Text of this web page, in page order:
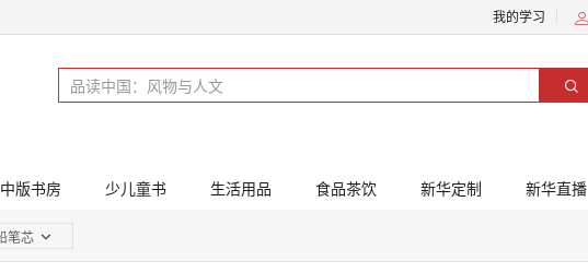
我的学习
中版书房 少儿童书 生活用品 食品茶饮 新华定制 新华直播
笔芯